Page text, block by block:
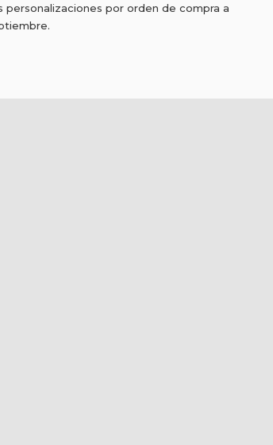
personalizaciones por orden de compra a